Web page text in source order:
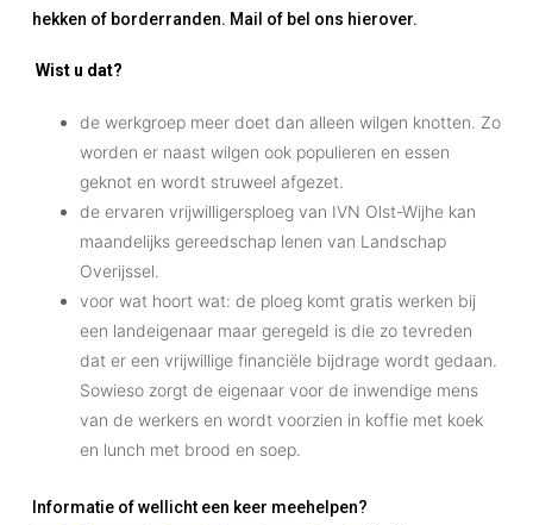
hekken of borderranden. Mail of bel ons hierover.
Wist u dat?
de werkgroep meer doet dan alleen wilgen knotten. Zo
worden er naast wilgen ook populieren en essen
geknot en wordt struweel afgezet.
de ervaren vrijwilligersploeg van IVN Olst-Wijhe kan
maandelijks gereedschap lenen van Landschap
Overijssel.
voor wat hoort wat: de ploeg komt gratis werken bij
een landeigenaar maar geregeld is die zo tevreden
dat er een vrijwillige financiële bijdrage wordt gedaan.
Sowieso zorgt de eigenaar voor de inwendige mens
van de werkers en wordt voorzien in koffie met koek
en lunch met brood en soep.
Informatie of wellicht een keer meehelpen?